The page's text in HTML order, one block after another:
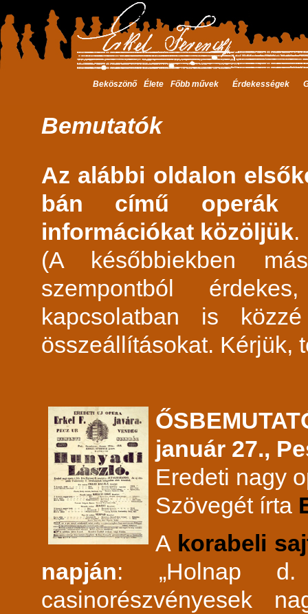
Beköszönő Élete Főbb művek Érdekességek
Bemutatók
Az alábbi oldalon
bán című operák
információkat közöljük.
(A későbbiekben
szempontból
kapcsolatban is
összeállításokat. Kérjük,
január 27.,
Eredeti nagy
Szövegét írta
A korabeli
napján: „Holnap
casinorészvényesek